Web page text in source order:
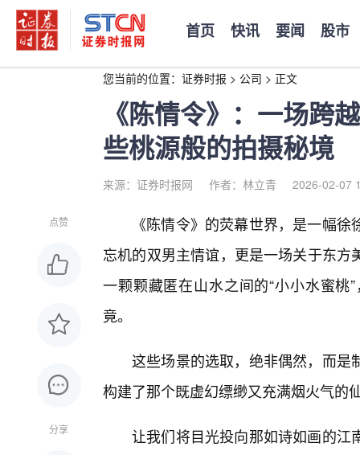
首页 快讯 要闻 股市
您当前的位置： 证券时报 > 公司 > 正文
《陈情令》：一场跨
些桃源般的拍摄秘境
来源：证券时报网 作者：林立青 2026-02-07
点赞
分享
《陈情令》的荧幕世界，是一幅
忘机的双男主情谊，更是一场关于东
一颗颗藏匿在山水之间的“小小水蜜
竟。
这些场景的选取，绝非偶然，而是
构建了那个既虚幻缥缈又充满烟火气的
让我们将目光投向那如诗如画的江